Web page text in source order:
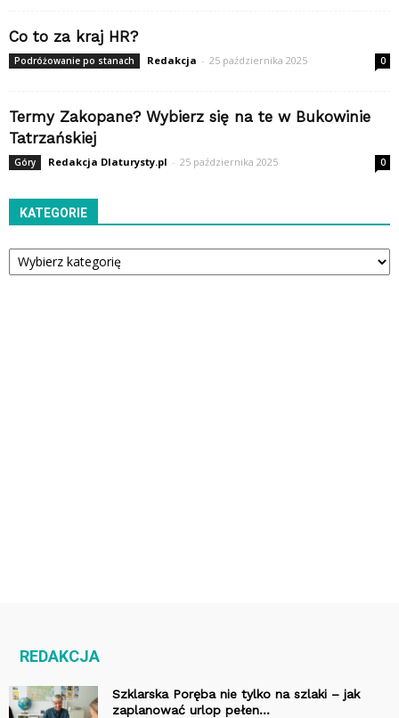
Co to za kraj HR?
Podróżowanie po stanach Redakcja - 25 października 2025 0
Termy Zakopane? Wybierz się na te w Bukowinie
Tatrzańskiej
Góry Redakcja Dlaturysty.pl - 25 października 2025 0
KATEGORIE
Kategorie
REDAKCJA
Szklarska Poręba nie tylko na szlaki – jak
zaplanować urlop pełen...